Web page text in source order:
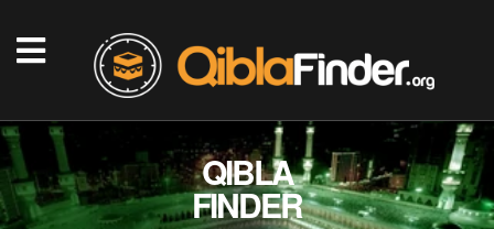
QIBLA
FINDER